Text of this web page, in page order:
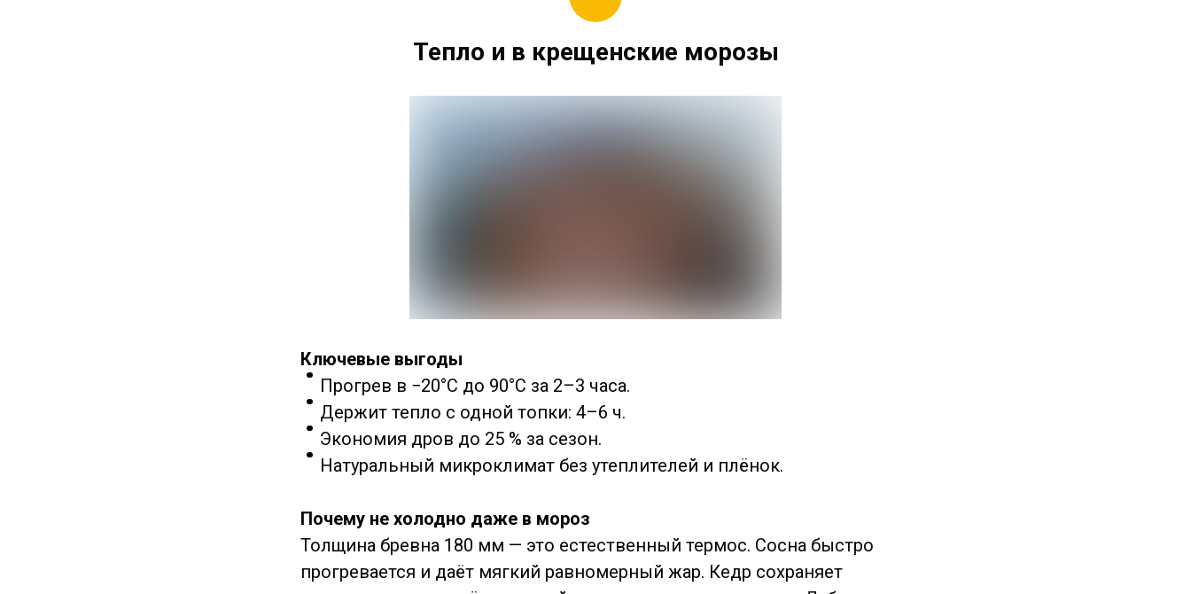
Тепло и в крещенские морозы
Ключевые выгоды
Прогрев в −20°C до 90°C за 2–3 часа.
Держит тепло с одной топки: 4–6 ч.
Экономия дров до 25 % за сезон.
Натуральный микроклимат без утеплителей и плёнок.
Почему не холодно даже в мороз
Толщина бревна 180 мм — это естественный термос. Сосна быстро
прогревается и даёт мягкий равномерный жар. Кедр сохраняет